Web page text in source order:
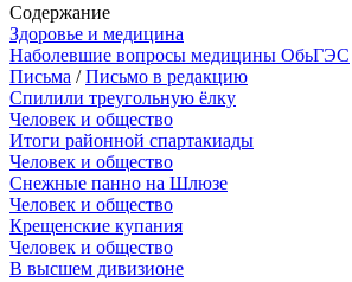
Содержание
Здоровье и медицина
Наболевшие вопросы медицины ОбьГЭС
Письма /Письмо в редакцию
Спилили треугольную ёлку
Человек и общество
Итоги районной спартакиады
Человек и общество
Снежные панно на Шлюзе
Человек и общество
Крещенские купания
Человек и общество
В высшем дивизионе